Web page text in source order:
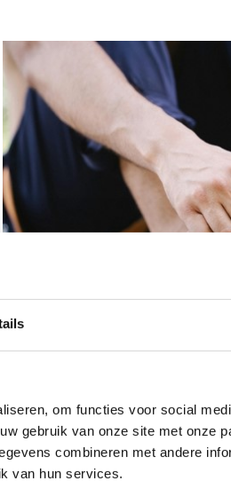
om functies voor social
gebruik van onze site met onze
combineren met andere
van hun services.
(Foto: © Pexels)